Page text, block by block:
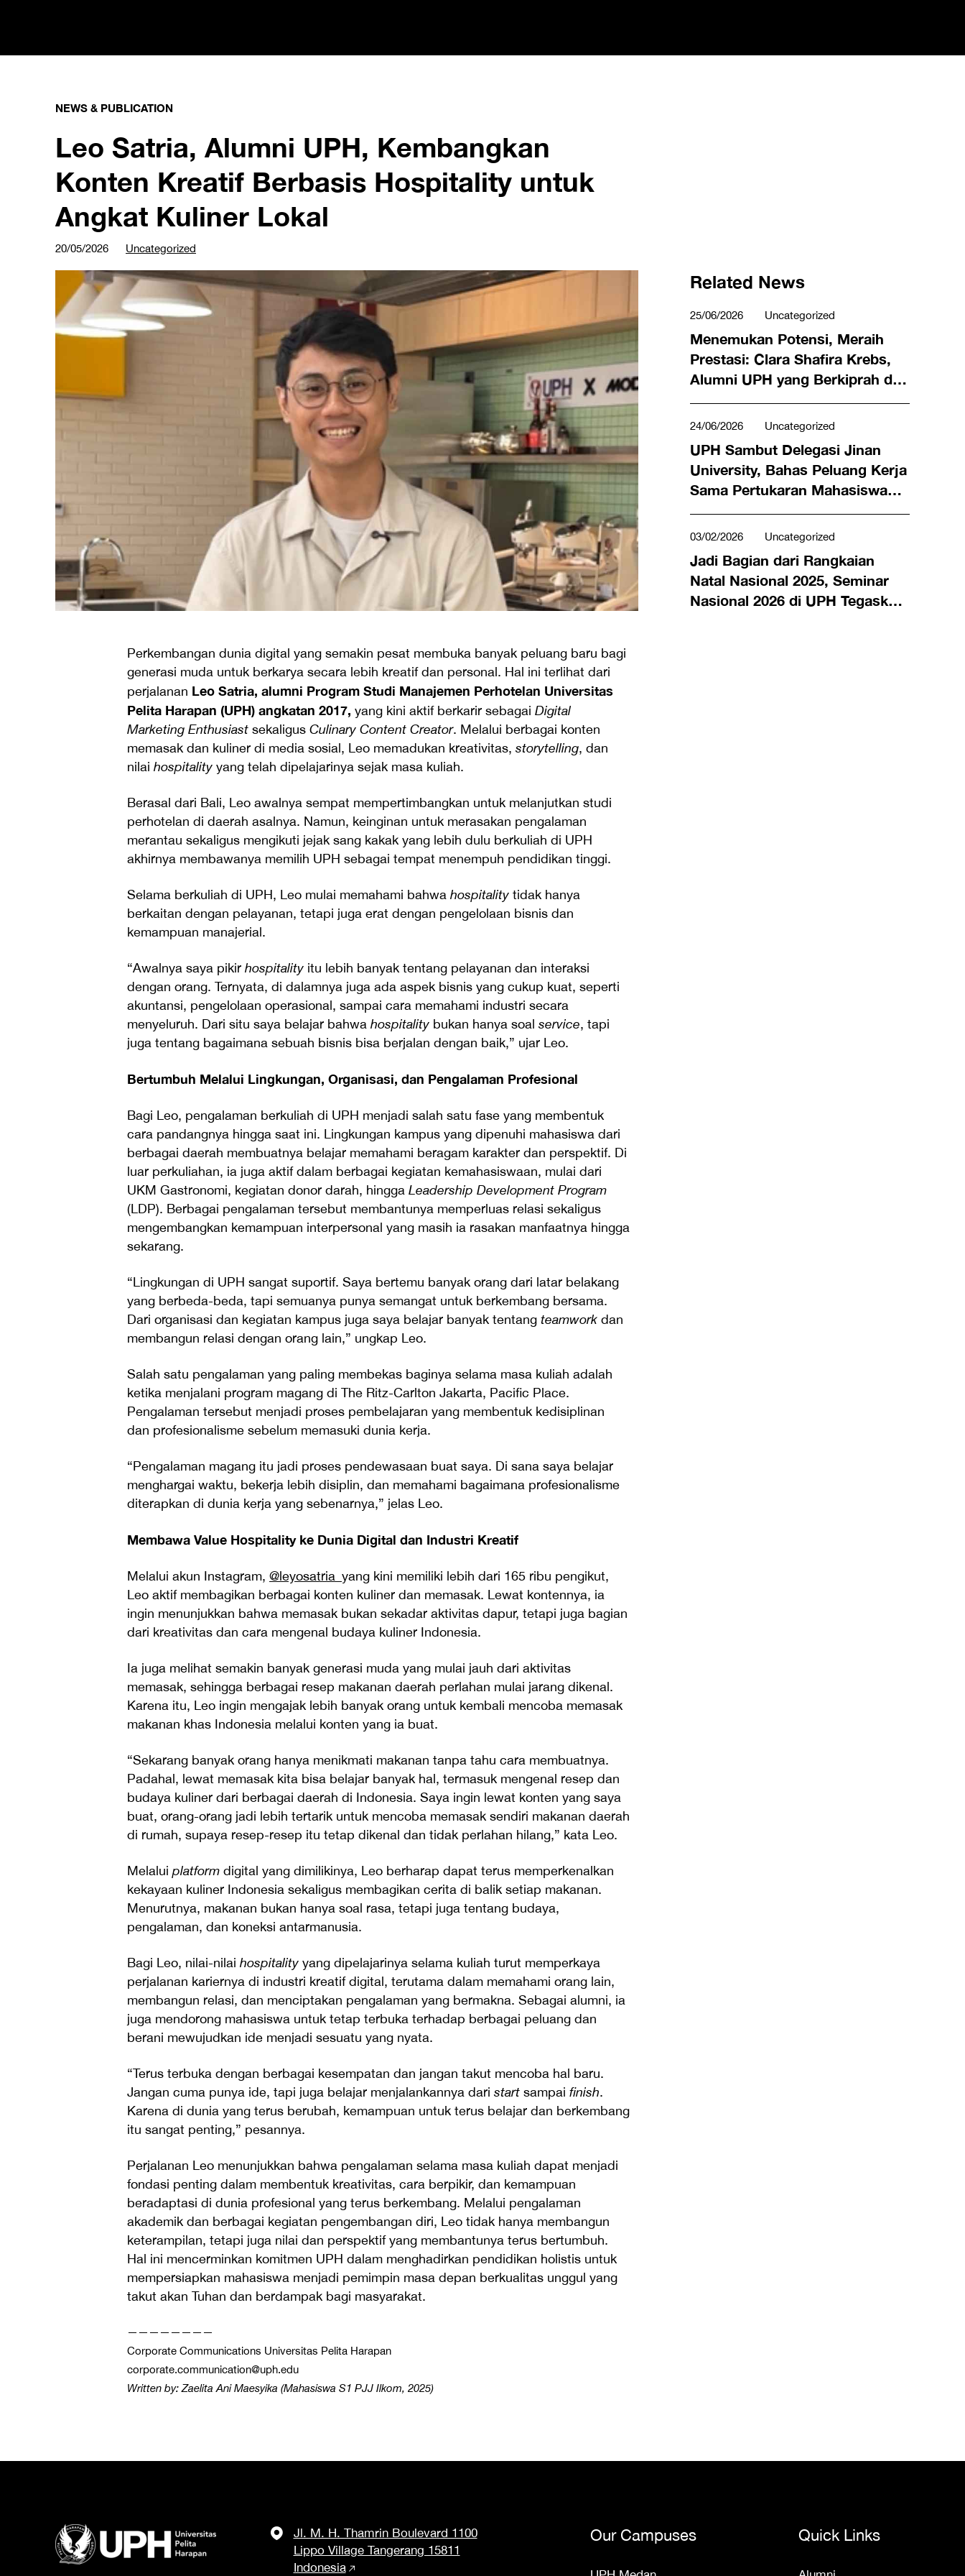
NEWS & PUBLICATION
Leo Satria, Alumni UPH, Kembangkan
Konten Kreatif Berbasis Hospitality untuk
Angkat Kuliner Lokal
20/05/2026 Uncategorized
Perkembangan dunia digital yang semakin pesat membuka banyak peluang baru bagi
generasi muda untuk berkarya secara lebih kreatif dan personal. Hal ini terlihat dari
perjalanan Leo Satria, alumni Program Studi Manajemen Perhotelan Universitas
Pelita Harapan (UPH) angkatan 2017, yang kini aktif berkarir sebagai Digital
Marketing Enthusiast sekaligus Culinary Content Creator. Melalui berbagai konten
memasak dan kuliner di media sosial, Leo memadukan kreativitas, storytelling, dan
nilai hospitality yang telah dipelajarinya sejak masa kuliah.
Berasal dari Bali, Leo awalnya sempat mempertimbangkan untuk melanjutkan studi
perhotelan di daerah asalnya. Namun, keinginan untuk merasakan pengalaman
merantau sekaligus mengikuti jejak sang kakak yang lebih dulu berkuliah di UPH
akhirnya membawanya memilih UPH sebagai tempat menempuh pendidikan tinggi.
Selama berkuliah di UPH, Leo mulai memahami bahwa hospitality tidak hanya
berkaitan dengan pelayanan, tetapi juga erat dengan pengelolaan bisnis dan
kemampuan manajerial.
“Awalnya saya pikir hospitality itu lebih banyak tentang pelayanan dan interaksi
dengan orang. Ternyata, di dalamnya juga ada aspek bisnis yang cukup kuat, seperti
akuntansi, pengelolaan operasional, sampai cara memahami industri secara
menyeluruh. Dari situ saya belajar bahwa hospitality bukan hanya soal service, tapi
juga tentang bagaimana sebuah bisnis bisa berjalan dengan baik,” ujar Leo.
Bertumbuh Melalui Lingkungan, Organisasi, dan Pengalaman Profesional
Bagi Leo, pengalaman berkuliah di UPH menjadi salah satu fase yang membentuk
cara pandangnya hingga saat ini. Lingkungan kampus yang dipenuhi mahasiswa dari
berbagai daerah membuatnya belajar memahami beragam karakter dan perspektif. Di
luar perkuliahan, ia juga aktif dalam berbagai kegiatan kemahasiswaan, mulai dari
UKM Gastronomi, kegiatan donor darah, hingga Leadership Development Program
(LDP). Berbagai pengalaman tersebut membantunya memperluas relasi sekaligus
mengembangkan kemampuan interpersonal yang masih ia rasakan manfaatnya hingga
sekarang.
“Lingkungan di UPH sangat suportif. Saya bertemu banyak orang dari latar belakang
yang berbeda-beda, tapi semuanya punya semangat untuk berkembang bersama.
Dari organisasi dan kegiatan kampus juga saya belajar banyak tentang teamwork dan
membangun relasi dengan orang lain,” ungkap Leo.
Salah satu pengalaman yang paling membekas baginya selama masa kuliah adalah
ketika menjalani program magang di The Ritz-Carlton Jakarta, Pacific Place.
Pengalaman tersebut menjadi proses pembelajaran yang membentuk kedisiplinan
dan profesionalisme sebelum memasuki dunia kerja.
“Pengalaman magang itu jadi proses pendewasaan buat saya. Di sana saya belajar
menghargai waktu, bekerja lebih disiplin, dan memahami bagaimana profesionalisme
diterapkan di dunia kerja yang sebenarnya,” jelas Leo.
Membawa Value Hospitality ke Dunia Digital dan Industri Kreatif
Melalui akun Instagram, @leyosatria_ yang kini memiliki lebih dari 165 ribu pengikut,
Leo aktif membagikan berbagai konten kuliner dan memasak. Lewat kontennya, ia
ingin menunjukkan bahwa memasak bukan sekadar aktivitas dapur, tetapi juga bagian
dari kreativitas dan cara mengenal budaya kuliner Indonesia.
Ia juga melihat semakin banyak generasi muda yang mulai jauh dari aktivitas
memasak, sehingga berbagai resep makanan daerah perlahan mulai jarang dikenal.
Karena itu, Leo ingin mengajak lebih banyak orang untuk kembali mencoba memasak
makanan khas Indonesia melalui konten yang ia buat.
“Sekarang banyak orang hanya menikmati makanan tanpa tahu cara membuatnya.
Padahal, lewat memasak kita bisa belajar banyak hal, termasuk mengenal resep dan
budaya kuliner dari berbagai daerah di Indonesia. Saya ingin lewat konten yang saya
buat, orang-orang jadi lebih tertarik untuk mencoba memasak sendiri makanan daerah
di rumah, supaya resep-resep itu tetap dikenal dan tidak perlahan hilang,” kata Leo.
Melalui platform digital yang dimilikinya, Leo berharap dapat terus memperkenalkan
kekayaan kuliner Indonesia sekaligus membagikan cerita di balik setiap makanan.
Menurutnya, makanan bukan hanya soal rasa, tetapi juga tentang budaya,
pengalaman, dan koneksi antarmanusia.
Bagi Leo, nilai-nilai hospitality yang dipelajarinya selama kuliah turut memperkaya
perjalanan kariernya di industri kreatif digital, terutama dalam memahami orang lain,
membangun relasi, dan menciptakan pengalaman yang bermakna. Sebagai alumni, ia
juga mendorong mahasiswa untuk tetap terbuka terhadap berbagai peluang dan
berani mewujudkan ide menjadi sesuatu yang nyata.
“Terus terbuka dengan berbagai kesempatan dan jangan takut mencoba hal baru.
Jangan cuma punya ide, tapi juga belajar menjalankannya dari start sampai finish.
Karena di dunia yang terus berubah, kemampuan untuk terus belajar dan berkembang
itu sangat penting,” pesannya.
Perjalanan Leo menunjukkan bahwa pengalaman selama masa kuliah dapat menjadi
fondasi penting dalam membentuk kreativitas, cara berpikir, dan kemampuan
beradaptasi di dunia profesional yang terus berkembang. Melalui pengalaman
akademik dan berbagai kegiatan pengembangan diri, Leo tidak hanya membangun
keterampilan, tetapi juga nilai dan perspektif yang membantunya terus bertumbuh.
Hal ini mencerminkan komitmen UPH dalam menghadirkan pendidikan holistis untuk
mempersiapkan mahasiswa menjadi pemimpin masa depan berkualitas unggul yang
takut akan Tuhan dan berdampak bagi masyarakat.
————————
Corporate Communications Universitas Pelita Harapan
corporate.communication@uph.edu
Written by: Zaelita Ani Maesyika (Mahasiswa S1 PJJ Ilkom, 2025)
Related News
25/06/2026 Uncategorized
Menemukan Potensi, Meraih
Prestasi: Clara Shafira Krebs,
Alumni UPH yang Berkiprah di
Dunia Bisnis hingga Meraih
Penghargaan Miss Universe
24/06/2026 Uncategorized
UPH Sambut Delegasi Jinan
University, Bahas Peluang Kerja
Sama Pertukaran Mahasiswa
hingga Riset Bersama
03/02/2026 Uncategorized
Jadi Bagian dari Rangkaian
Natal Nasional 2025, Seminar
Nasional 2026 di UPH Tegaskan
Jl. M. H. Thamrin Boulevard 1100
Lippo Village Tangerang 15811
Indonesia
Our Campuses Quick Links